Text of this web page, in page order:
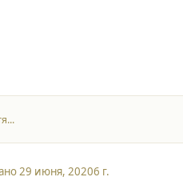
29 июня, 20206 г.